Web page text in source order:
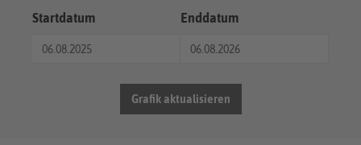
Startdatum Enddatum
Grafik aktualisieren